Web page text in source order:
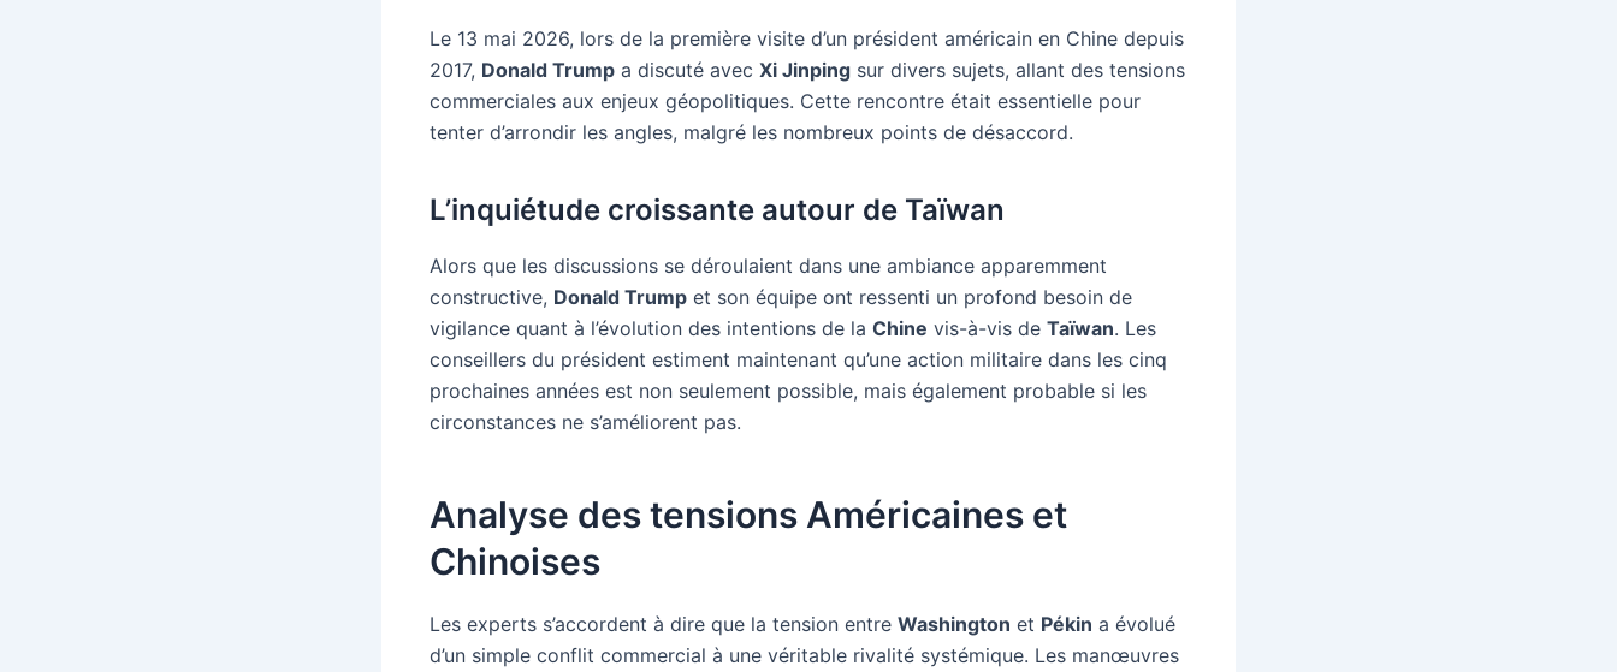
Le 13 mai 2026, lors de la première visite d’un président américain en Chine depuis
2017, Donald Trump a discuté avec Xi Jinping sur divers sujets, allant des tensions
commerciales aux enjeux géopolitiques. Cette rencontre était essentielle pour
tenter d’arrondir les angles, malgré les nombreux points de désaccord.
L’inquiétude croissante autour de Taïwan
Alors que les discussions se déroulaient dans une ambiance apparemment
constructive, Donald Trump et son équipe ont ressenti un profond besoin de
vigilance quant à l’évolution des intentions de la Chine vis-à-vis de Taïwan. Les
conseillers du président estiment maintenant qu’une action militaire dans les cinq
prochaines années est non seulement possible, mais également probable si les
circonstances ne s’améliorent pas.
Analyse des tensions Américaines et
Chinoises
Les experts s’accordent à dire que la tension entre Washington et Pékin a évolué
d’un simple conflit commercial à une véritable rivalité systémique. Les manœuvres